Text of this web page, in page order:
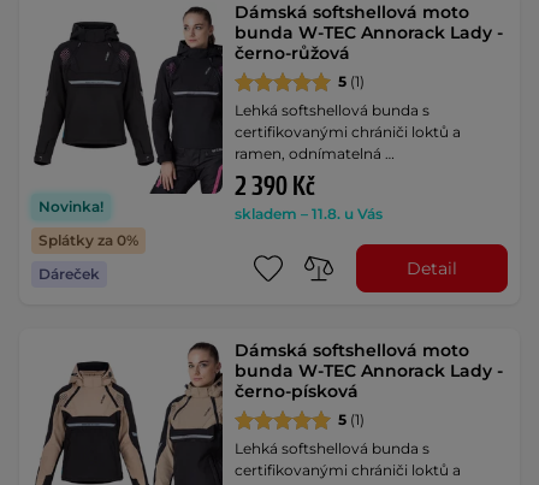
Novinka!
Splátky za 0%
Dáreček
Dámská softshellová moto
bunda W-TEC Annorack Lady -
černo-růžová
5 (1)
Lehká softshellová bunda s
certifikovanými chrániči loktů a
ramen, odnímatelná …
2 390 Kč
skladem – 11.8. u Vás
Detail
Dámská softshellová moto
bunda W-TEC Annorack Lady -
černo-písková
5 (1)
Lehká softshellová bunda s
certifikovanými chrániči loktů a